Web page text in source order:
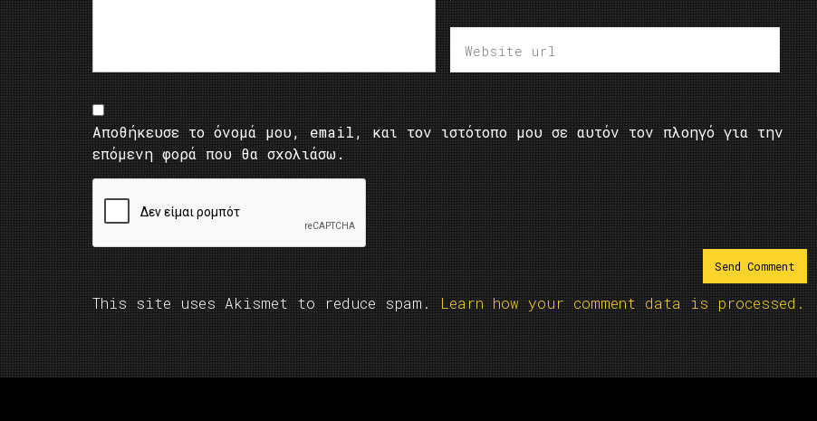
Αποθήκευσε το όνομά μου, email, και τον ιστότοπο μου σε αυτόν τον πλοηγό για την
επόμενη φορά που θα σχολιάσω.
This site uses Akismet to reduce spam. Learn how your comment data is processed.